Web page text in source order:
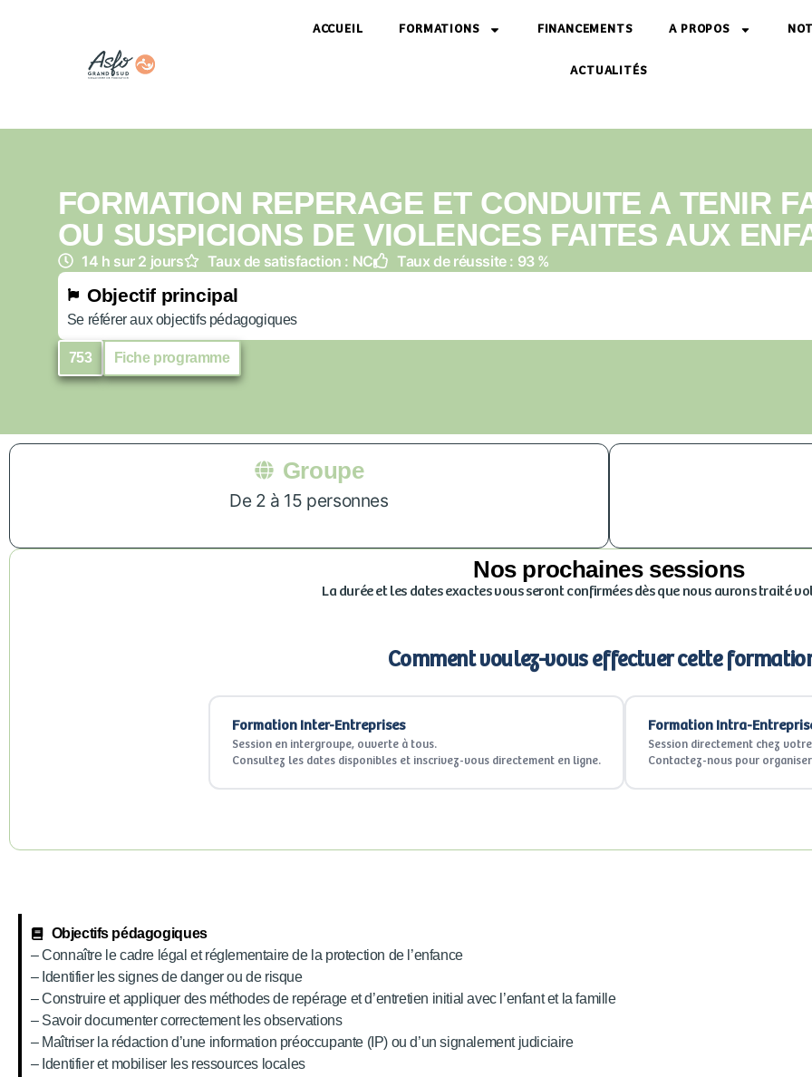
ACCUEIL FORMATIONS FINANCEMENTS A PROPOS
ACTUALITÉS
FORMATION REPERAGE ET CONDUITE A TENIR
OU SUSPICIONS DE VIOLENCES FAITES AUX
14 h sur 2 jours Taux de satisfaction : NC Taux de réussite : 93 %
Objectif principal
Se référer aux objectifs pédagogiques
753 Fiche programme
Groupe
De 2 à 15 personnes
Nos prochaines sessions
La durée et les dates exactes vous seront confirmées dès que nous aurons traité
Comment voulez-vous effectuer cette
Formation Inter-Entreprises
Session en intergroupe, ouverte à tous.
Consultez les dates disponibles et inscrivez-vous directement en ligne.
Formation Intra-
Session directement chez
Contactez-nous pour
Objectifs pédagogiques
– Connaître le cadre légal et réglementaire de la protection de l’enfance
– Identifier les signes de danger ou de risque
– Construire et appliquer des méthodes de repérage et d’entretien initial avec l’enfant et la famille
– Savoir documenter correctement les observations
– Maîtriser la rédaction d’une information préoccupante (IP) ou d’un signalement judiciaire
– Identifier et mobiliser les ressources locales